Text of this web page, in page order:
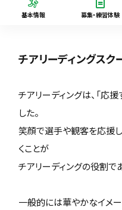
基本情報 募集・練習体験
チアリーディングスク
チアリーディングは、「応
した。
笑顔で選手や観客を応援
くことが
チアリーディングの役割で
一般的には華やかなイメ